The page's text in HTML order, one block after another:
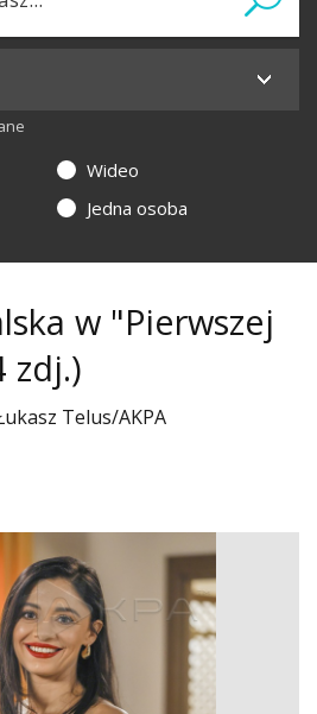
Wideo
Jedna osoba
w "Pierwszej
zdj.)
Telus/AKPA